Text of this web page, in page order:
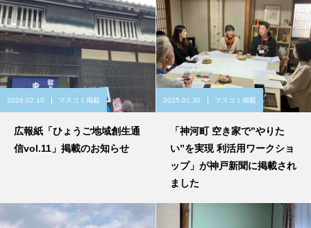
2026.02.10 マスコミ掲載
広報紙「ひょうご地域創生通
信vol.11」掲載のお知らせ
2025.01.30 マスコミ掲載
「神河町 空き家で”やりた
い”を実現 利活用ワークショ
ップ」が神戸新聞に掲載され
ました